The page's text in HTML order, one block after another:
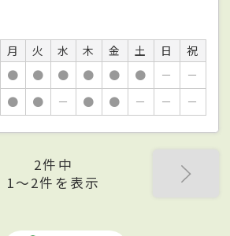
月 火 水 木 金 土 日
祝
● ● ● ● ● ● －
－
● ● － ● ● － － －
2件中
1〜2件を表示